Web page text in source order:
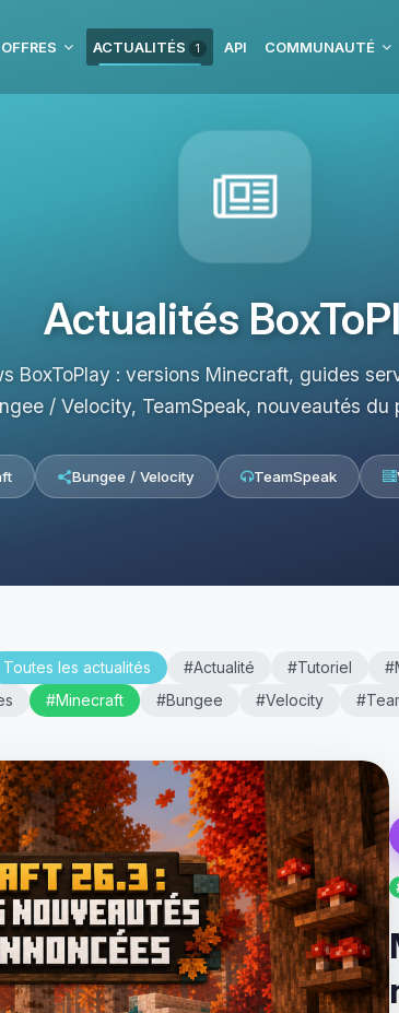
ACTUALITÉS 1 API COMMUNAUTÉ
Actualités
BoxToPlay : versions Minecraft, guides
/ Velocity, TeamSpeak, nouveautés du
Bungee / Velocity TeamSpeak
Toutes les actualités #Actualité #Tutoriel
#Minecraft #Bungee #Velocity